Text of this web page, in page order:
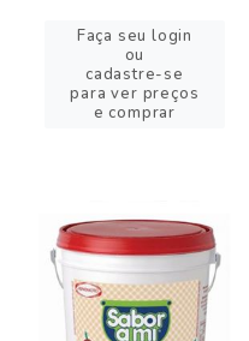
Faça seu login
ou
cadastre-se
para ver preços
e comprar